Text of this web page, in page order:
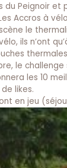
du Peignoir
Accros à
le
ils n’ont
le
les 10
likes.
en jeu